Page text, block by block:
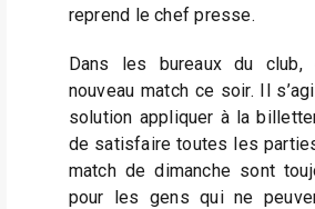
reprend le chef presse.
Dans les bureaux du club,
nouveau match ce soir. Il
solution appliquer à la
de satisfaire toutes les
match de dimanche sont
pour les gens qui ne